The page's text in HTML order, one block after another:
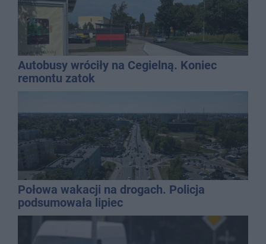
Autobusy wróciły na Cegielną. Koniec
remontu zatok
Połowa wakacji na drogach. Policja
podsumowała lipiec